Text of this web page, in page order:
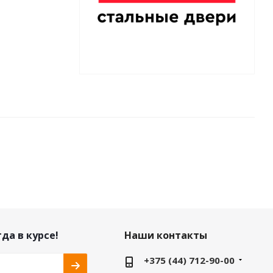
в курсе! Наши контакты
+375 (44) 712-90-00